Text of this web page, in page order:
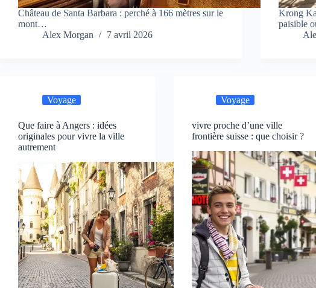
Château de Santa Barbara : perché à 166 mètres sur le
mont…
Alex Morgan
7 avril 2026
Krong
paisible
Voyage
Que faire à Angers : idées
originales pour vivre la ville
autrement
Voyage
vivre proche d’une ville
frontière suisse : que choisir ?